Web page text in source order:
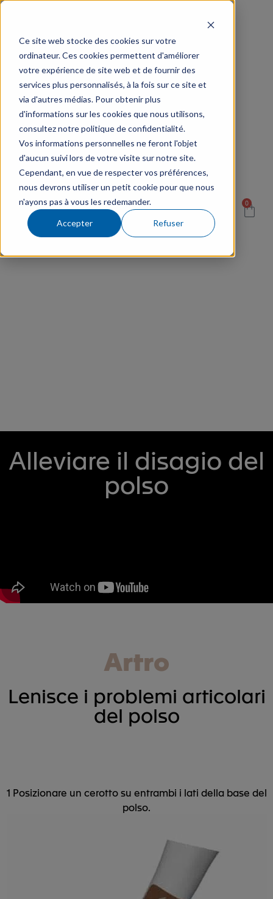
Ce site web stocke des cookies sur votre
ordinateur. Ces cookies permettent d'améliorer
votre expérience de site web et de fournir des
services plus personnalisés, à la fois sur ce site et
via d'autres médias. Pour obtenir plus
d'informations sur les cookies que nous utilisons,
consultez notre politique de confidentialité.
Vos informations personnelles ne feront l'objet
d'aucun suivi lors de votre visite sur notre site.
Cependant, en vue de respecter vos préférences,
nous devrons utiliser un petit cookie pour que nous
n'ayons pas à vous les redemander.
Accepter Refuser
0
Alleviare il disagio del
polso
Artro
Lenisce i problemi articolari
del polso
1 Posizionare un cerotto su entrambi i lati della base del
polso.